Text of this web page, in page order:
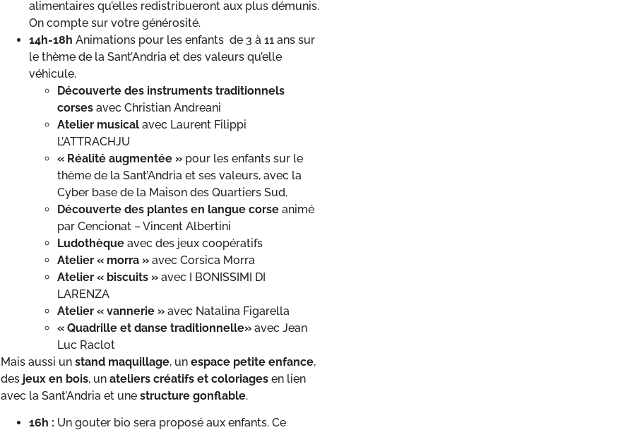
alimentaires qu’elles redistribueront aux plus démunis.
On compte sur votre générosité.
14h-18h Animations pour les enfants de 3 à 11 ans sur
le thème de la Sant’Andria et des valeurs qu’elle
véhicule.
Découverte des instruments traditionnels
corses avec Christian Andreani
Atelier musical avec Laurent Filippi
L’ATTRACHJU
« Réalité augmentée » pour les enfants sur le
thème de la Sant’Andria et ses valeurs, avec la
Cyber base de la Maison des Quartiers Sud.
Découverte des plantes en langue corse animé
par Cencionat – Vincent Albertini
Ludothèque avec des jeux coopératifs
Atelier « morra » avec Corsica Morra
Atelier « biscuits » avec I BONISSIMI DI
LARENZA
Atelier « vannerie » avec Natalina Figarella
« Quadrille et danse traditionnelle» avec Jean
Luc Raclot
Mais aussi un stand maquillage, un espace petite enfance,
des jeux en bois, un ateliers créatifs et coloriages en lien
avec la Sant’Andria et une structure gonflable.
16h : Un gouter bio sera proposé aux enfants. Ce